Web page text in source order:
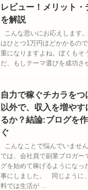
レビュー！メリット・
を解説
こんな思いにお応えします
はひとつ1万円ほどかかるの
重になりますよね。ぼくも
だ、もしテーマ選びを成功さ
自力で稼ぐチカラをつ
以外で、収入を増やす
るか？結論:ブログを
ぐ
こんなことで悩んでいませ
では、会社員で副業ブロガー
グを始めて稼げるようになっ
事にしました。 同じように
料では生活が ...